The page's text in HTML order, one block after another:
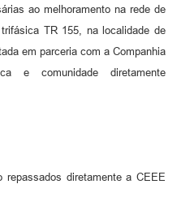
ao melhoramento na rede de
TR 155, na localidade de
em parceria com a Companhia
e comunidade diretamente
repassados diretamente a CEEE